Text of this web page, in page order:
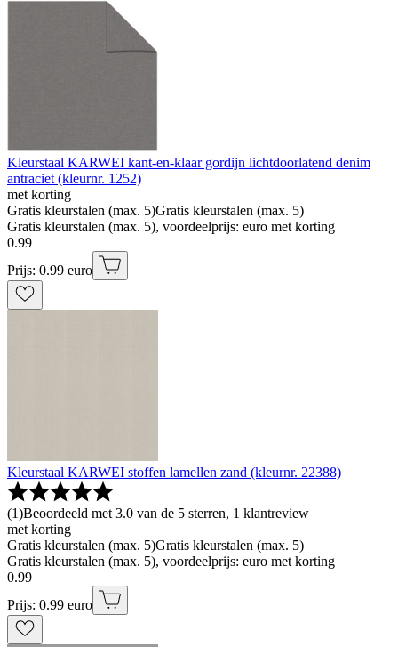
Kleurstaal KARWEI kant-en-klaar gordijn lichtdoorlatend denim
antraciet (kleurnr. 1252)
met korting
Gratis kleurstalen (max. 5)Gratis kleurstalen (max. 5)
Gratis kleurstalen (max. 5), voordeelprijs: euro met korting
0.99
Prijs: 0.99 euro
Kleurstaal KARWEI stoffen lamellen zand (kleurnr. 22388)
(1)Beoordeeld met 3.0 van de 5 sterren, 1 klantreview
met korting
Gratis kleurstalen (max. 5)Gratis kleurstalen (max. 5)
Gratis kleurstalen (max. 5), voordeelprijs: euro met korting
0.99
Prijs: 0.99 euro